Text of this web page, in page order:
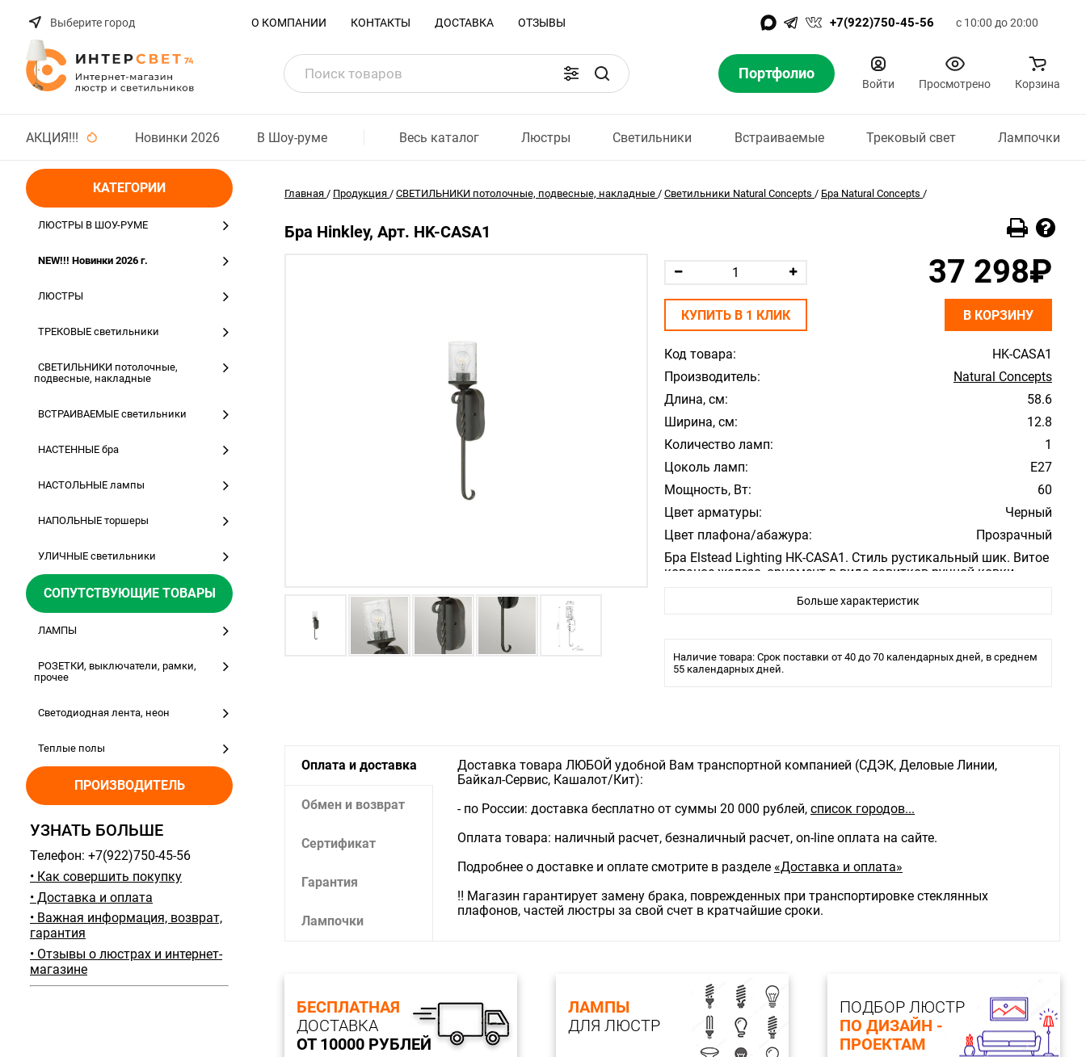
Выберите город О КОМПАНИИ КОНТАКТЫ ДОСТАВКА ОТЗЫВЫ +7(922)750-45-56 с 10:00 до 20:00
Портфолио
Войти Просмотрено Корзина
АКЦИЯ!!! Новинки 2026 В Шоу-руме Весь каталог Люстры Светильники Встраиваемые Трековый свет Лампочки
КАТЕГОРИИ
ЛЮСТРЫ В ШОУ-РУМЕ
NEW!!! Новинки 2026 г.
ЛЮСТРЫ
ТРЕКОВЫЕ светильники
СВЕТИЛЬНИКИ потолочные,
подвесные, накладные
ВСТРАИВАЕМЫЕ светильники
НАСТЕННЫЕ бра
НАСТОЛЬНЫЕ лампы
НАПОЛЬНЫЕ торшеры
УЛИЧНЫЕ светильники
СОПУТСТВУЮЩИЕ ТОВАРЫ
ЛАМПЫ
РОЗЕТКИ, выключатели, рамки,
прочее
Светодиодная лента, неон
Теплые полы
ПРОИЗВОДИТЕЛЬ
УЗНАТЬ БОЛЬШЕ
Телефон: +7(922)750-45-56
• Как совершить покупку
• Доставка и оплата
• Важная информация, возврат,
гарантия
• Отзывы о люстрах и интернет-
магазине
Главная / Продукция / СВЕТИЛЬНИКИ потолочные, подвесные, накладные / Светильники Natural Concepts / Бра Natural Concepts /
Бра Hinkley, Арт. HK-CASA1
Код товара:
HK-CASA1
Производитель:
Natural Concepts
Длина, см:
58.6
Ширина, см:
12.8
Количество ламп:
1
Цоколь ламп:
E27
Мощность, Вт:
60
Цвет арматуры:
Черный
Цвет плафона/абажура:
Прозрачный
Бра Elstead Lighting HK-CASA1. Стиль рустикальный шик. Витое
кованое железо, орнамент в виде завитков ручной ковки.
Черный. Подходит для освещения гостинной, кабинета, кухни,
Больше характеристик
Наличие товара: Срок поставки от 40 до 70 календарных дней, в среднем
55 календарных дней.
37 298₽
КУПИТЬ В 1 КЛИК В КОРЗИНУ
Оплата и доставка
Обмен и возврат
Сертификат
Гарантия
Лампочки
Доставка товара ЛЮБОЙ удобной Вам транспортной компанией (СДЭК, Деловые Линии,
Байкал-Сервис, Кашалот/Кит):
- по России: доставка бесплатно от суммы 20 000 рублей, список городов...
Оплата товара: наличный расчет, безналичный расчет, on-line оплата на сайте.
Подробнее о доставке и оплате смотрите в разделе «Доставка и оплата»
‼️ Магазин гарантирует замену брака, поврежденных при транспортировке стеклянных
плафонов, частей люстры за свой счет в кратчайшие сроки.
БЕСПЛАТНАЯ
ДОСТАВКА
ОТ 10000 РУБЛЕЙ
ЛАМПЫ
ДЛЯ ЛЮСТР
ПОДБОР ЛЮСТР
ПО ДИЗАЙН -
ПРОЕКТАМ